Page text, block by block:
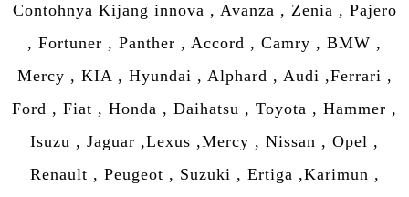
Contohnya Kijang innova , Avanza , Zenia , Pajero
, Fortuner , Panther , Accord , Camry , BMW ,
Mercy , KIA , Hyundai , Alphard , Audi ,Ferrari ,
Ford , Fiat , Honda , Daihatsu , Toyota , Hammer ,
Isuzu , Jaguar ,Lexus ,Mercy , Nissan , Opel ,
Renault , Peugeot , Suzuki , Ertiga ,Karimun ,